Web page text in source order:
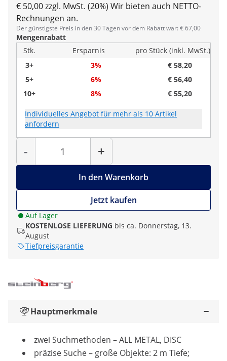
€ 50,00 zzgl. MwSt. (20%) Wir bieten auch NETTO-
Rechnungen an.
Der günstigste Preis in den 30 Tagen vor dem Rabatt war: € 67,00
Mengenrabatt
Stk.
Ersparnis
pro Stück (inkl. MwSt.)
3+
3%
€ 58,20
5+
6%
€ 56,40
10+
8% € 55,20
Individuelles Angebot für mehr als 10 Artikel
anfordern
-
Menge
+
In den Warenkorb
Jetzt kaufen
Auf Lager
KOSTENLOSE LIEFERUNG bis ca. Donnerstag, 13.
August
Tiefpreisgarantie
Hauptmerkmale
zwei Suchmethoden – ALL METAL, DISC
präzise Suche – große Objekte: 2 m Tiefe;